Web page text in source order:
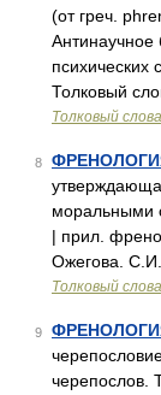
(от греч.
Антинаучное
психических
Толковый
Толковый
8
моральными
| прил.
Ожегова.
Толковый
9
черепослов.